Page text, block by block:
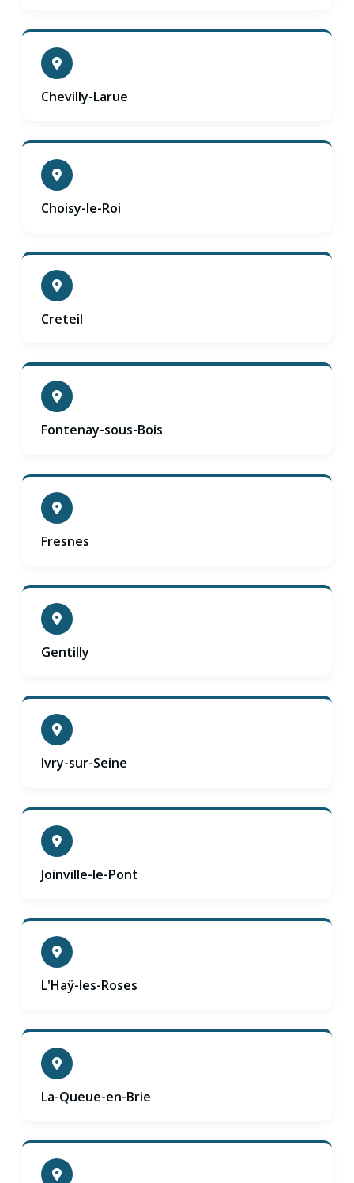
Chevilly-Larue
Choisy-le-Roi
Creteil
Fontenay-sous-Bois
Fresnes
Gentilly
Ivry-sur-Seine
Joinville-le-Pont
L'Haÿ-les-Roses
La-Queue-en-Brie